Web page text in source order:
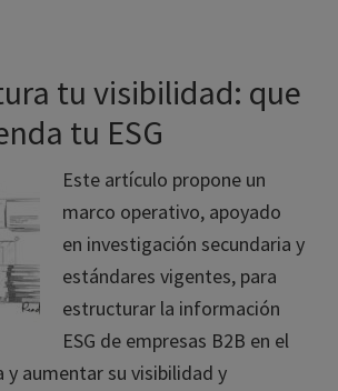
tu visibilidad: que
tu ESG
Este artículo propone un
marco operativo, apoyado
en investigación secundaria y
estándares vigentes, para
estructurar la información
ESG de empresas B2B en el
aumentar su visibilidad y